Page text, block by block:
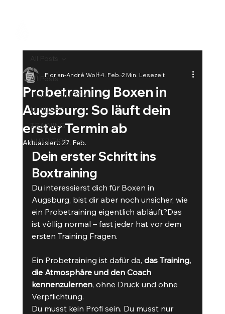
All Posts
INSIDE THE GYM
MINDSET
TRAINING
NUTRITION
Probetraining Boxen in
Augsburg: So läuft dein
erster Termin ab
Florian-André Wolf4. Feb.2 Min. Lesezeit
Aktualisiert: 27. Feb.
Dein erster Schritt ins
Boxtraining
Du interessierst dich für Boxen in
Augsburg, bist dir aber noch unsicher, wie
ein Probetraining eigentlich abläuft?Das
ist völlig normal – fast jeder hat vor dem
ersten Training Fragen.
Ein Probetraining ist dafür da, das Training,
die Atmosphäre und den Coach
kennenzulernen, ohne Druck und ohne
Verpflichtung.
Du musst kein Profi sein. Du musst nur